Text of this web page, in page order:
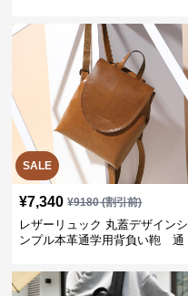
SALE
¥7,340 ¥9180(割引前)
レザーリュック 丸蓋デザインシ
ンプル本革通学用背負い鞄 通